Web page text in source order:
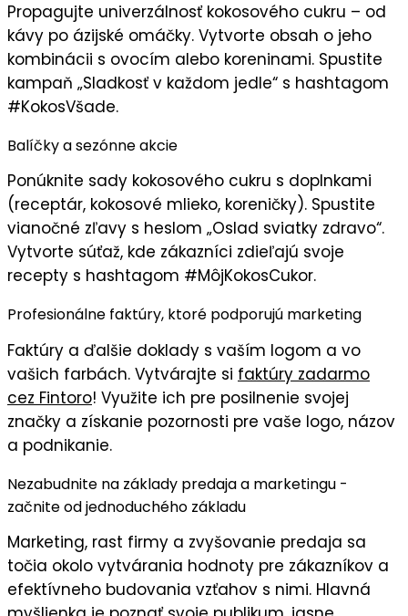
Propagujte univerzálnosť kokosového cukru – od
kávy po ázijské omáčky. Vytvorte obsah o jeho
kombinácii s ovocím alebo koreninami. Spustite
kampaň „Sladkosť v každom jedle“ s hashtagom
#KokosVšade.
Balíčky a sezónne akcie
Ponúknite sady kokosového cukru s doplnkami
(receptár, kokosové mlieko, koreničky). Spustite
vianočné zľavy s heslom „Oslad sviatky zdravo“.
Vytvorte súťaž, kde zákazníci zdieľajú svoje
recepty s hashtagom #MôjKokosCukor.
Profesionálne faktúry, ktoré podporujú marketing
Faktúry a ďalšie doklady s vaším logom a vo
vašich farbách. Vytvárajte si faktúry zadarmo
cez Fintoro! Využite ich pre posilnenie svojej
značky a získanie pozornosti pre vaše logo, názov
a podnikanie.
Nezabudnite na základy predaja a marketingu -
začnite od jednoduchého základu
Marketing, rast firmy a zvyšovanie predaja sa
točia okolo vytvárania hodnoty pre zákazníkov a
efektívneho budovania vzťahov s nimi. Hlavná